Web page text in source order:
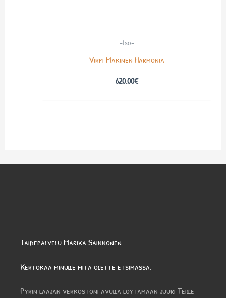
-Iso-
Virpi Mäkinen Harmonia
620.00€
Taidepalvelu Marika Saikkonen
Kertokaa minulle mitä olette etsimässä.
Pyrin laajan verkostoni avulla löytämään juuri Teille